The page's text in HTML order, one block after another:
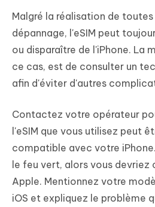
Malgré la réalisation de
dépannage, l'eSIM peut
ou disparaître de l'iPhone. La
ce cas, est de consulter un
afin d'éviter d'autres
Contactez votre opérateur
l'eSIM que vous utilisez peut
compatible avec votre
le feu vert, alors vous
Apple. Mentionnez votre
iOS et expliquez le problème